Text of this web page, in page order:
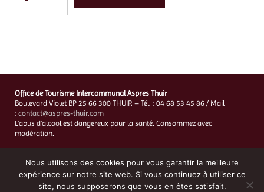
Office de Tourisme Intercommunal Aspres Thuir
Boulevard Violet BP 25 66 300 THUIR – Tél. : 04 68 53 45 86 / Mail
: contact@aspres-thuir.com
L’abus d’alcool est dangereux pour la santé. Consommez avec
modération.
Création du site et hébergement :
Digital Marketing 66
Nous utilisons des cookies pour vous garantir la meilleure
expérience sur notre site web. Si vous continuez à utiliser ce
site, nous supposerons que vous en êtes satisfait.